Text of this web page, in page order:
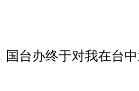
国台办终于对我在台